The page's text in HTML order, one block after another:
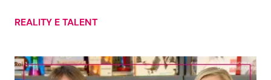
Moda e Style
Mondo Mamma Le Ricette in TV
REALITY E TALENT